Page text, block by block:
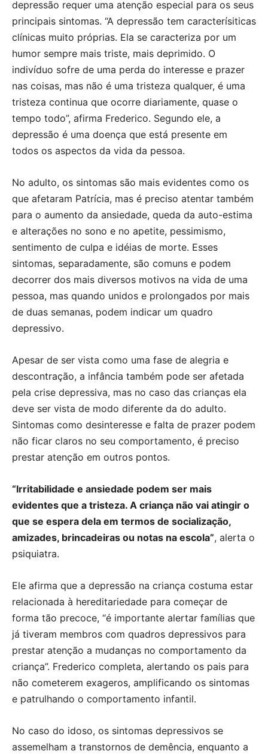
depressão requer uma atenção especial para os seus
principais sintomas. “A depressão tem caracterísiticas
clínicas muito próprias. Ela se caracteriza por um
humor sempre mais triste, mais deprimido. O
indivíduo sofre de uma perda do interesse e prazer
nas coisas, mas não é uma tristeza qualquer, é uma
tristeza continua que ocorre diariamente, quase o
tempo todo”, afirma Frederico. Segundo ele, a
depressão é uma doença que está presente em
todos os aspectos da vida da pessoa.
No adulto, os sintomas são mais evidentes como os
que afetaram Patrícia, mas é preciso atentar também
para o aumento da ansiedade, queda da auto-estima
e alterações no sono e no apetite, pessimismo,
sentimento de culpa e idéias de morte. Esses
sintomas, separadamente, são comuns e podem
decorrer dos mais diversos motivos na vida de uma
pessoa, mas quando unidos e prolongados por mais
de duas semanas, podem indicar um quadro
depressivo.
Apesar de ser vista como uma fase de alegria e
descontração, a infância também pode ser afetada
pela crise depressiva, mas no caso das crianças ela
deve ser vista de modo diferente da do adulto.
Sintomas como desinteresse e falta de prazer podem
não ficar claros no seu comportamento, é preciso
prestar atenção em outros pontos.
“Irritabilidade e ansiedade podem ser mais
evidentes que a tristeza. A criança não vai atingir o
que se espera dela em termos de socialização,
amizades, brincadeiras ou notas na escola”, alerta o
psiquiatra.
Ele afirma que a depressão na criança costuma estar
relacionada à hereditariedade para começar de
forma tão precoce, “é importante alertar famílias que
já tiveram membros com quadros depressivos para
prestar atenção a mudanças no comportamento da
criança”. Frederico completa, alertando os pais para
não cometerem exageros, amplificando os sintomas
e patrulhando o comportamento infantil.
No caso do idoso, os sintomas depressivos se
assemelham a transtornos de demência, enquanto a